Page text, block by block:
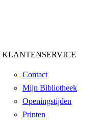
KLANTENSERVICE
Contact
Mijn Bibliotheek
Openingstijden
Printen